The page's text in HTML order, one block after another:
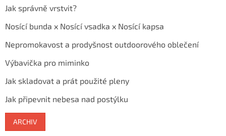
Jak správně vrstvit?
Nosící bunda x Nosící vsadka x Nosící kapsa
Nepromokavost a prodyšnost outdoorového oblečení
Výbavička pro miminko
Jak skladovat a prát použité pleny
Jak připevnit nebesa nad postýlku
ARCHIV